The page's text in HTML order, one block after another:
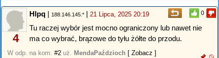
0
4
Hlpq | 188.146.145.* | 21 Lipca, 2025 20:19
Tu raczej wybór jest mocno ograniczony lub nawet nie
ma co wybrać, brązowe do tyłu żółte do przodu.
W odp. na kom. #2 uż. MendaPaździoch [ Zobacz ]